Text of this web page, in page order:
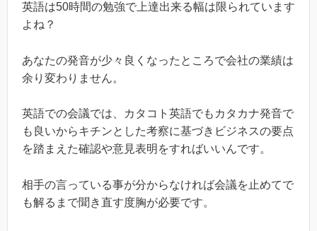
英語は50時間の勉強で上達出来る幅は限られています
よね？
あなたの発音が少々良くなったところで会社の業績は
余り変わりません。
英語での会議では、カタコト英語でもカタカナ発音で
も良いからキチンとした考察に基づきビジネスの要点
を踏まえた確認や意見表明をすればいいんです。
相手の言っている事が分からなければ会議を止めてで
も解るまで聞き直す度胸が必要です。